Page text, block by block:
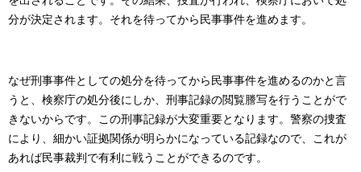
分が決定されます。それを待ってから民事事件を進めます。
なぜ刑事事件としての処分を待ってから民事事件を進めるのかと言
うと、検察庁の処分後にしか、刑事記録の閲覧謄写を行うことがで
きないからです。この刑事記録が大変重要となります。警察の捜査
により、細かい証拠関係が明らかになっている記録なので、これが
あれば民事裁判で有利に戦うことができるのです。